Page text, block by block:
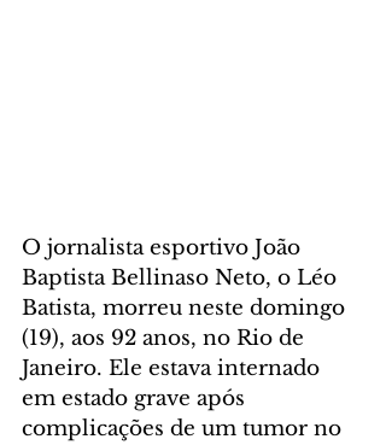
O jornalista esportivo João
Baptista Bellinaso Neto, o Léo
Batista, morreu neste domingo
(19), aos 92 anos, no Rio de
Janeiro. Ele estava internado
em estado grave após
complicações de um tumor no